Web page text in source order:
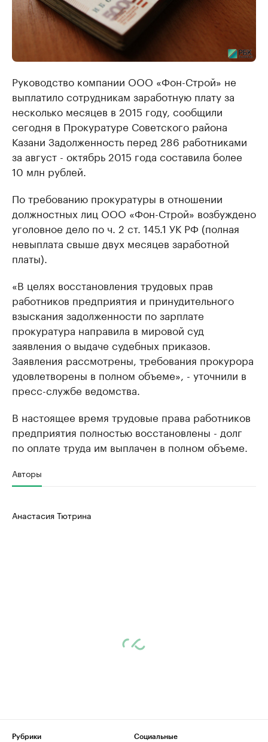
Руководство компании ООО «Фон-Строй» не
выплатило сотрудникам заработную плату за
несколько месяцев в 2015 году, сообщили
сегодня в Прокуратуре Советского района
Казани Задолженность перед 286 работниками
за август - октябрь 2015 года составила более
10 млн рублей.
По требованию прокуратуры в отношении
должностных лиц ООО «Фон-Строй» возбуждено
уголовное дело по ч. 2 ст. 145.1 УК РФ (полная
невыплата свыше двух месяцев заработной
платы).
«В целях восстановления трудовых прав
работников предприятия и принудительного
взыскания задолженности по зарплате
прокуратура направила в мировой суд
заявления о выдаче судебных приказов.
Заявления рассмотрены, требования прокурора
удовлетворены в полном объеме», - уточнили в
пресс-службе ведомства.
В настоящее время трудовые права работников
предприятия полностью восстановлены - долг
по оплате труда им выплачен в полном объеме.
Авторы
Анастасия Тютрина
Рубрики
Социальные